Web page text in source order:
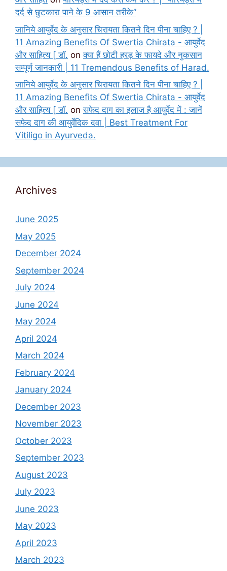
दर्द से छुटकारा पाने के 9 आसान तरीके”
जानिये आयुर्वेद के अनुसार चिरायता कितने दिन पीना चाहिए ? |
11 Amazing Benefits Of Swertia Chirata - आयुर्वेद
और साहित्य [ डॉ. onक्या हैं छोटी हरड़ के फायदे और नुकसान
सम्पूर्ण जानकारी | 11 Tremendous Benefits of Harad.
जानिये आयुर्वेद के अनुसार चिरायता कितने दिन पीना चाहिए ? |
11 Amazing Benefits Of Swertia Chirata - आयुर्वेद
और साहित्य [ डॉ. onसफेद दाग का इलाज है आयुर्वेद में : जानें
सफेद दाग की आयुर्वेदिक दवा | Best Treatment For
Vitiligo in Ayurveda.
Archives
June 2025
May 2025
December 2024
September 2024
July 2024
June 2024
May 2024
April 2024
March 2024
February 2024
January 2024
December 2023
November 2023
October 2023
September 2023
August 2023
July 2023
June 2023
May 2023
April 2023
March 2023